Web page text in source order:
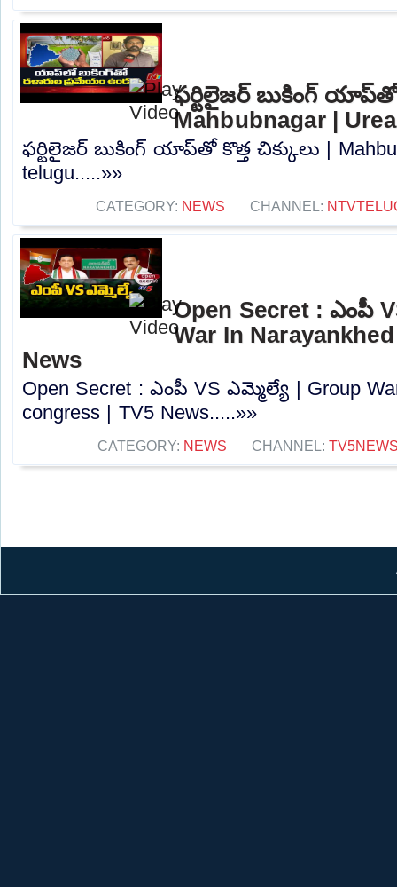
ఫర్టిలైజర్ బుకింగ్ యాప్‌తో
Mahbubnagar |
ఫర్టిలైజర్ బుకింగ్ యాప్‌తో కొత్త చిక్కులు |
telugu.....»»
CATEGORY: NEWS CHANNEL:
Open Secret : ఎంపీ
War In
News
Open Secret : ఎంపీ VS ఎమ్మెల్యే | Group
congress | TV5 News.....»»
CATEGORY: NEWS CHANNEL: